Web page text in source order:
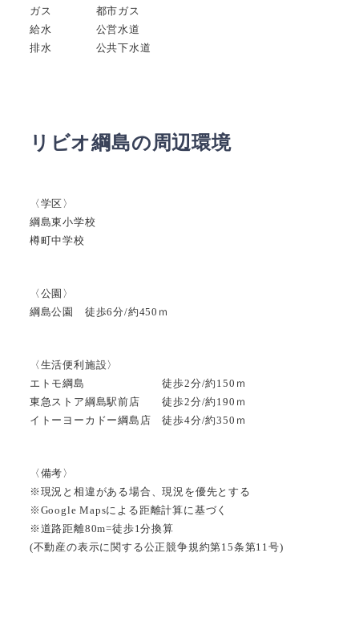
ガス 都市ガス
給水 公営水道
排水 公共下水道
リビオ綱島の周辺環境
〈学区〉
綱島東小学校
樽町中学校
〈公園〉
綱島公園 徒歩6分/約450ｍ
〈生活便利施設〉
エトモ綱島 徒歩2分/約150ｍ
東急ストア綱島駅前店 徒歩2分/約190ｍ
イトーヨーカドー綱島店 徒歩4分/約350ｍ
〈備考〉
※現況と相違がある場合、現況を優先とする
※Google Mapsによる距離計算に基づく
※道路距離80m=徒歩1分換算
(不動産の表示に関する公正競争規約第15条第11号)